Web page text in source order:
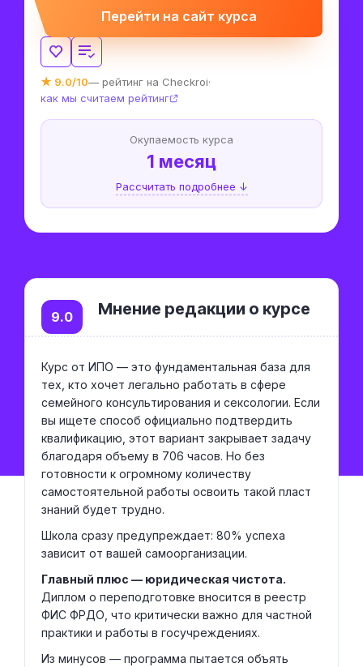
Перейти на сайт курса
★ 9.0/10— рейтинг на Checkroi·
как мы считаем рейтинг
Окупаемость курса
1 месяц
Рассчитать подробнее ↓
Мнение редакции о курсе
9.0
Курс от ИПО — это фундаментальная база для
тех, кто хочет легально работать в сфере
семейного консультирования и сексологии. Если
вы ищете способ официально подтвердить
квалификацию, этот вариант закрывает задачу
благодаря объему в 706 часов. Но без
готовности к огромному количеству
самостоятельной работы освоить такой пласт
знаний будет трудно.
Школа сразу предупреждает: 80% успеха
зависит от вашей самоорганизации.
Главный плюс — юридическая чистота.
Диплом о переподготовке вносится в реестр
ФИС ФРДО, что критически важно для частной
практики и работы в госучреждениях.
Из минусов — программа пытается объять